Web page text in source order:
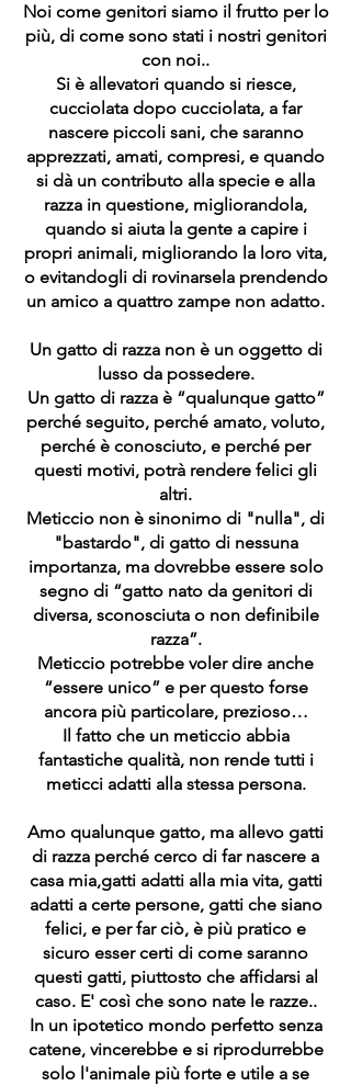
Noi come genitori siamo il frutto per lo
più, di come sono stati i nostri genitori
con noi..
Si è allevatori quando si riesce,
cucciolata dopo cucciolata, a far
nascere piccoli sani, che saranno
apprezzati, amati, compresi, e quando
si dà un contributo alla specie e alla
razza in questione, migliorandola,
quando si aiuta la gente a capire i
propri animali, migliorando la loro vita,
o evitandogli di rovinarsela prendendo
un amico a quattro zampe non adatto.
Un gatto di razza non è un oggetto di
lusso da possedere.
Un gatto di razza è “qualunque gatto”
perché seguito, perché amato, voluto,
perché è conosciuto, e perché per
questi motivi, potrà rendere felici gli
altri.
Meticcio non è sinonimo di "nulla", di
"bastardo", di gatto di nessuna
importanza, ma dovrebbe essere solo
segno di “gatto nato da genitori di
diversa, sconosciuta o non definibile
razza”.
Meticcio potrebbe voler dire anche
“essere unico” e per questo forse
ancora più particolare, prezioso…
Il fatto che un meticcio abbia
fantastiche qualità, non rende tutti i
meticci adatti alla stessa persona.
Amo qualunque gatto, ma allevo gatti
di razza perché cerco di far nascere a
casa mia,gatti adatti alla mia vita, gatti
adatti a certe persone, gatti che siano
felici, e per far ciò, è più pratico e
sicuro esser certi di come saranno
questi gatti, piuttosto che affidarsi al
caso. E' così che sono nate le razze..
In un ipotetico mondo perfetto senza
catene, vincerebbe e si riprodurrebbe
solo l'animale più forte e utile a se